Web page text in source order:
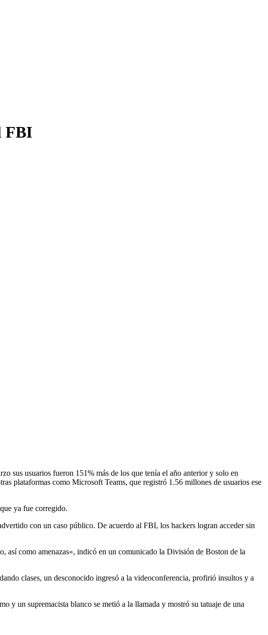
FBI
sus usuarios fueron 151% más de los que tenía el año anterior y solo en
plataformas como Microsoft Teams, que registró 1.56 millones de usuarios ese
ya fue corregido.
con un caso público. De acuerdo al FBI, los hackers logran acceder sin
así como amenazas», indicó en un comunicado la División de Boston de la
clases, un desconocido ingresó a la videoconferencia, profirió insultos y a
y un supremacista blanco se metió a la llamada y mostró su tatuaje de una